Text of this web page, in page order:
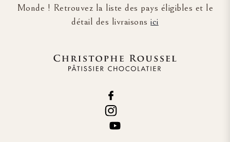
Monde ! Retrouvez la liste des pays éligibles et le
détail des livraisonsici